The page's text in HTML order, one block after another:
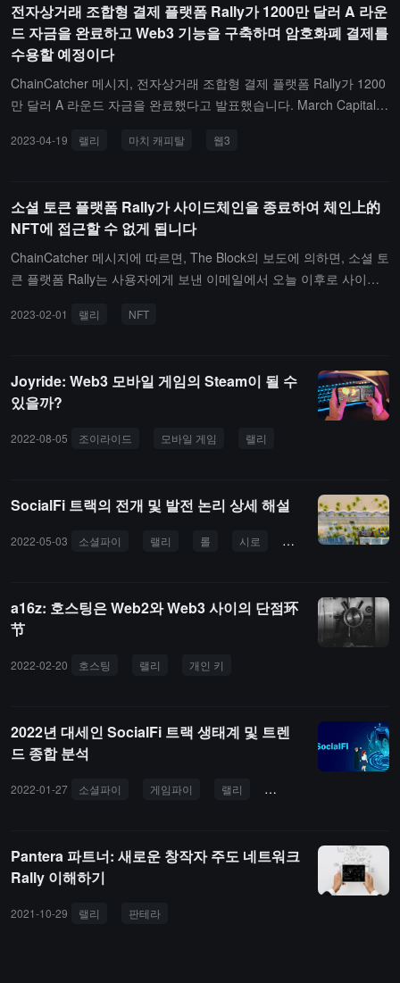
전자상거래 조합형 결제 플랫폼 Rally가 1200만 달러 A 라운
드 자금을 완료하고 Web3 기능을 구축하며 암호화폐 결제를
수용할 예정이다
ChainCatcher 메시지, 전자상거래 조합형 결제 플랫폼 Rally가 1200
만 달러 A 라운드 자금을 완료했다고 발표했습니다. March Capital이
Ventures 및 Kraken Ventures가 참여했습니다.Rally 결제 솔루션은
고, 기업 및 국제 시장에 침투하며, Swell 및 BigCommerce와 같은 전
자상거래 플랫폼, Salesforce Commerce Cloud와 같은 전자상거래
도구, Affirm 및 AfterPay와 같은 결제 채널과의 통합을 확대할 것입
니다. 또한 Web3 기능을 구축하고 상인이 결제 시 암호화폐를 수락
2023-04-19 랠리 마치 캐피탈 웹3
소셜 토큰 플랫폼 Rally가 사이드체인을 종료하여 체인上的
NFT에 접근할 수 없게 됩니다
ChainCatcher 메시지에 따르면, The Block의 보도에 의하면, 소셜 토
큰 플랫폼 Rally는 사용자에게 보낸 이메일에서 오늘 이후로 사이드
으로 전송할 수 없기 때문에, 사이드체인이 종료된 후 이러한 NFT는
록 돕는 플랫폼으로, 창작자, 예술가, 유명인, 커뮤니티 및 브랜드가
자신의 소셜 토큰과 NFT를 출시할 수 있게 합니다. 2021년, Rally는
2023-02-01 랠리 NFT
Joyride: Web3 모바일 게임의 Steam이 될 수
있을까?
2022-08-05 조이라이드 모바일 게임 랠리
SocialFi 트랙의 전개 및 발전 논리 상세 해설
2022-05-03 소셜파이 랠리 롤 시로 세컨드라이브
a16z: 호스팅은 Web2와 Web3 사이의 단점环
节
2022-02-20 호스팅 랠리 개인 키
2022년 대세인 SocialFi 트랙 생태계 및 트렌
드 종합 분석
2022-01-27 소셜파이 게임파이 랠리 미러.xyz
Pantera 파트너: 새로운 창작자 주도 네트워크
Rally 이해하기
2021-10-29 랠리 판테라